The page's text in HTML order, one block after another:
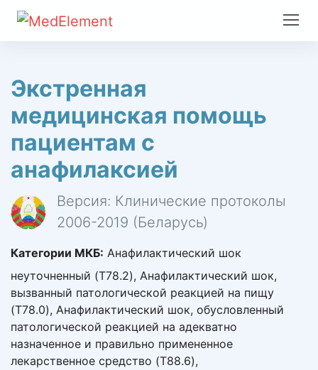
Экстренная
медицинская помощь
пациентам с
анафилаксией
Версия: Клинические протоколы
2006-2019 (Беларусь)
Категории МКБ: Анафилактический шок
неуточненный (T78.2), Анафилактический шок,
вызванный патологической реакцией на пищу
(T78.0), Анафилактический шок, обусловленный
патологической реакцией на адекватно
назначенное и правильно примененное
лекарственное средство (T88.6),